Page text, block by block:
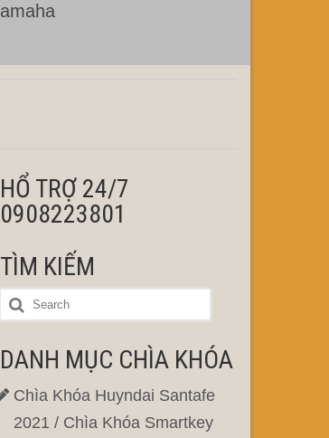
HỔ TRỢ 24/7
0908223801
TÌM KIẾM
DANH MỤC CHÌA KHÓA
Chìa Khóa Huyndai Santafe
2021 / Chìa Khóa Smartkey